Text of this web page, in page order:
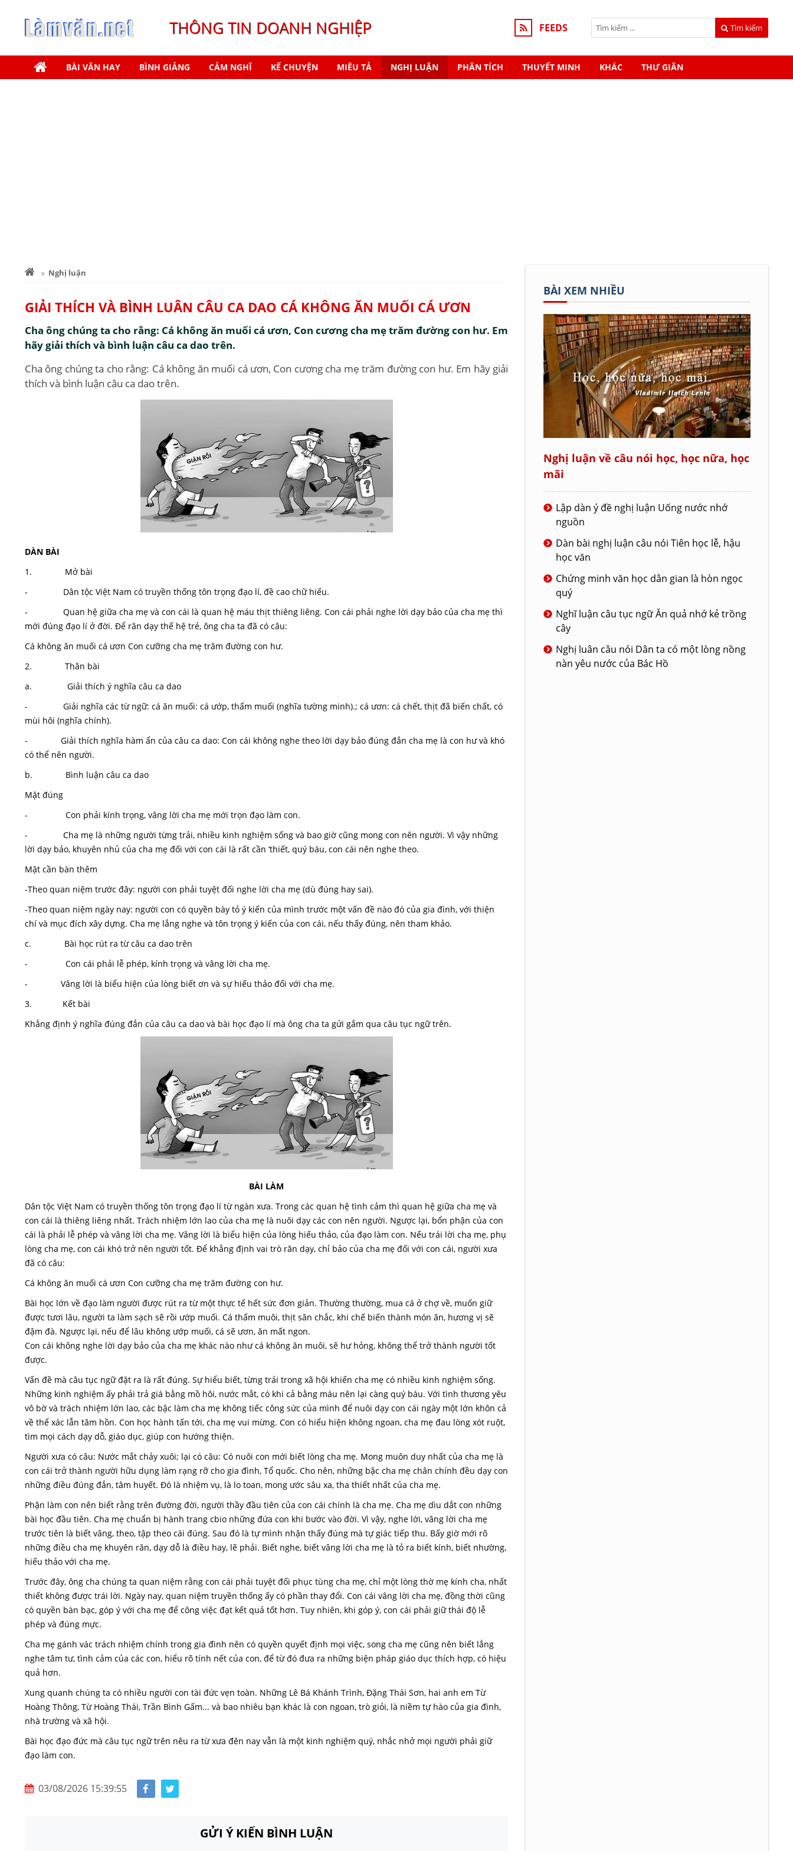
THÔNG TIN DOANH NGHIỆP FEEDS Tìm kiếm
BÀI VĂN HAY BÌNH GIẢNG CẢM NGHĨ KỂ CHUYỆN MIÊU TẢ NGHỊ LUẬN PHÂN TÍCH THUYẾT MINH KHÁC THƯ GIÃN
Nghị luận
GIẢI THÍCH VÀ BÌNH LUÂN CÂU CA DAO CÁ KHÔNG ĂN MUỐI CÁ ƯƠN
Cha ông chúng ta cho rằng: Cá không ăn muối cá ươn, Con cương cha mẹ trăm đường con hư. Em
hãy giải thích và bình luận câu ca dao trên.
Cha ông chúng ta cho rằng: Cá không ăn muối cá ươn, Con cương cha mẹ trăm đường con hư. Em hãy giải
thích và bình luận câu ca dao trên.
DÀN BÀI
1. Mở bài
- Dân tộc Việt Nam có truyền thống tôn trọng đạo lí, đề cao chữ hiếu.
- Quan hệ giữa cha mẹ và con cái là quan hệ máu thịt thiêng liêng. Con cái phải nghe lời dạy bảo của cha mẹ thì
mới đúng đạo lí ở đời. Để răn dạy thế hệ trẻ, ông cha ta đã có câu:
Cá không ăn muối cá ươn Con cưỡng cha mẹ trăm đường con hư.
2. Thân bài
a. Giải thích ý nghĩa câu ca dao
- Giải nghĩa các từ ngữ: cá ăn muối: cá ướp, thấm muối (nghĩa tường minh).; cá ươn: cá chết, thịt đã biến chất, có
mùi hôi (nghĩa chính).
- Giải thích nghĩa hàm ẩn của câu ca dao: Con cái không nghe theo lời dạy bảo đúng đắn cha mẹ là con hư và khó
có thể nên người.
b. Bình luận câu ca dao
Mặt đúng
- Con phải kính trọng, vâng lời cha mẹ mới trọn đạo làm con.
- Cha mẹ là những người từng trải, nhiều kinh nghiệm sống và bao giờ cũng mong con nên người. Vì vậy những
lời dạy bảo, khuyên nhủ của cha mẹ đối với con cái là rất cần ‘thiết, quý báu, con cái nên nghe theo.
Mặt cần bàn thêm
-Theo quan niệm trước đây: người con phải tuyệt đối nghe lời cha mẹ (dù đúng hay sai).
-Theo quan niệm ngày nay: người con có quyền bày tỏ ý kiến của mình trước một vấn đề nào đó của gia đình, với thiện
chí và mục đích xây dựng. Cha mẹ lắng nghe và tôn trọng ý kiến của con cái, nếu thấy đúng, nên tham khảo.
c. Bài học rút ra từ câu ca dao trên
- Con cái phải lễ phép, kính trọng và vâng lời cha mẹ.
- Vâng lời là biểu hiện của lòng biết ơn và sự hiếu thảo đối với cha mẹ.
3. Kết bài
Khẳng định ý nghĩa đúng đắn của câu ca dao và bài học đạo lí mà ông cha ta gửi gắm qua câu tục ngữ trên.
BÀI LÀM
Dân tộc Việt Nam có truyền thống tôn trọng đạo lí từ ngàn xưa. Trong các quan hệ tình cảm thì quan hệ giữa cha mẹ và
con cái là thiêng liêng nhất. Trách nhiệm lớn lao của cha mẹ là nuôi dạy các con nên người. Ngược lại, bổn phận của con
cái là phải lễ phép và vâng lời cha mẹ. Vâng lời là biểu hiện của lòng hiếu thảo, của đạo làm con. Nếu trái lời cha mẹ, phụ
lòng cha mẹ, con cái khó trở nên người tốt. Để khẳng định vai trò răn dạy, chỉ bảo của cha mẹ đối với con cái, người xưa
đã có câu:
Cá không ăn muối cá ươn Con cưỡng cha mẹ trăm đường con hư.
Bài học lớn về đạo làm người được rút ra từ một thực tế hết sức đơn giản. Thường thường, mua cá ở chợ về, muốn giữ
được tươi lâu, người ta làm sạch sẽ rồi ướp muối. Cá thấm muôi, thịt săn chắc, khi chế biến thành món ăn, hương vị sẽ
đậm đà. Ngược lại, nếu để lâu không ướp muối, cá sẽ ươn, ăn mất ngon.
Con cái không nghe lời dạy bảo của cha mẹ khác nào như cá không ăn muôi, sẽ hư hỏng, không thể trở thành người tốt
được.
Vấn đề mà câu tục ngữ đặt ra là rất đúng. Sự hiểu biết, từng trải trong xã hội khiến cha mẹ có nhiều kinh nghiệm sống.
Những kinh nghiệm ấy phải trả giá bằng mồ hôi, nước mắt, có khi cả bằng máu nên lại càng quý báu. Với tình thương yêu
vô bờ và trách nhiệm lớn lao, các bậc làm cha mẹ không tiếc công sức của mình để nuôi dạy con cái ngày một lớn khôn cả
về thể xác lẫn tâm hồn. Con học hành tấn tới, cha mẹ vui mừng. Con có hiểu hiện không ngoan, cha mẹ đau lòng xót ruột,
tìm mọi cách dạy dỗ, giáo dục, giúp con hướng thiện.
Người xưa có câu: Nước mắt chảy xuôi; lại có câu: Có nuôi con mới biết lòng cha mẹ. Mong muôn duy nhất của cha mẹ là
con cái trở thành người hữu dụng làm rạng rỡ cho gia đình, Tổ quốc. Cho nên, những bậc cha mẹ chân chính đều dạy con
những điều đúng đắn, tâm huyết. Đó là nhiệm vụ, là lo toan, mong ước sâu xa, tha thiết nhất của cha mẹ.
Phận làm con nên biết rằng trên đường đời, người thầy đầu tiên của con cái chính là cha mẹ. Cha mẹ dìu dắt con những
bài học đầu tiên. Cha mẹ chuẩn bị hành trang cbio những đứa con khi bước vào đời. Vì vậy, nghe lời, vâng lời cha mẹ
trước tiên là biết vâng, theo, tập theo cái đúng. Sau đó là tự mình nhận thấy đúng mà tự giác tiếp thu. Bấy giờ mới rõ
những điều cha mẹ khuyên răn, dạy dỗ là điều hay, lẽ phải. Biết nghe, biết vâng lời cha mẹ là tỏ ra biết kính, biết nhường,
hiếu thảo với cha mẹ.
Trước đây, ông cha chúng ta quan niệm rằng con cái phải tuyệt đối phục tùng cha mẹ, chỉ một lòng thờ mẹ kính cha, nhất
thiết không được trái lời. Ngày nay, quan niệm truyền thống ấy có phần thay đổi. Con cái vâng lời cha mẹ, đồng thời cũng
có quyền bàn bạc, góp ý với cha mẹ để công việc đạt kết quả tốt hơn. Tuy nhiên, khi góp ý, con cái phải giữ thái độ lễ
phép và đúng mực.
Cha mẹ gánh vác trách nhiệm chính trong gia đình nên có quyền quyết định mọi việc, song cha mẹ cũng nên biết lắng
nghe tâm tư, tình cảm của các con, hiểu rõ tính nết của con, để từ đó đưa ra những biện pháp giáo dục thích hợp, có hiệu
quả hơn.
Xung quanh chúng ta có nhiều người con tài đức vẹn toàn. Những Lê Bá Khánh Trình, Đặng Thái Sơn, hai anh em Từ
Hoàng Thông, Từ Hoàng Thái, Trần Bình Gấm... và bao nhiêu bạn khác là con ngoan, trò giỏi, là niềm tự hào của gia đình,
nhà trường và xã hội.
Bài học đạo đức mà câu tục ngữ trên nêu ra từ xưa đên nay vẫn là một kinh nghiệm quý, nhắc nhở mọi người phải giữ
đạo làm con.
03/08/2026 15:39:55
GỬI Ý KIẾN BÌNH LUẬN
BÀI XEM NHIỀU
Nghị luận về câu nói học, học nữa, học
mãi
Lập dàn ý đề nghị luận Uống nước nhớ
nguồn
Dàn bài nghị luận câu nói Tiên học lễ, hậu
học văn
Chứng minh văn học dân gian là hòn ngọc
quý
Nghĩ luận câu tục ngữ Ăn quả nhớ kẻ trồng
cây
Nghị luân câu nói Dân ta có một lòng nồng
nàn yêu nước của Bác Hồ